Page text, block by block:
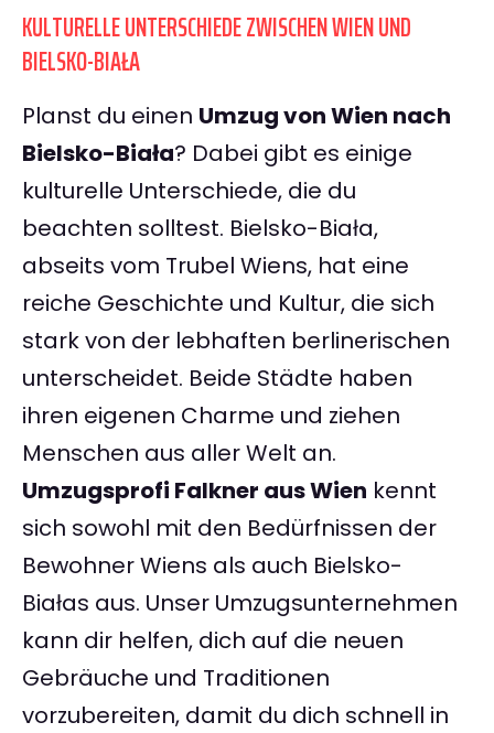
KULTURELLE UNTERSCHIEDE ZWISCHEN WIEN UND
BIELSKO-BIAŁA
Planst du einen Umzug von Wien nach
Bielsko-Biała? Dabei gibt es einige
kulturelle Unterschiede, die du
beachten solltest. Bielsko-Biała,
abseits vom Trubel Wiens, hat eine
reiche Geschichte und Kultur, die sich
stark von der lebhaften berlinerischen
unterscheidet. Beide Städte haben
ihren eigenen Charme und ziehen
Menschen aus aller Welt an.
Umzugsprofi Falkner aus Wien kennt
sich sowohl mit den Bedürfnissen der
Bewohner Wiens als auch Bielsko-
Białas aus. Unser Umzugsunternehmen
kann dir helfen, dich auf die neuen
Gebräuche und Traditionen
vorzubereiten, damit du dich schnell in